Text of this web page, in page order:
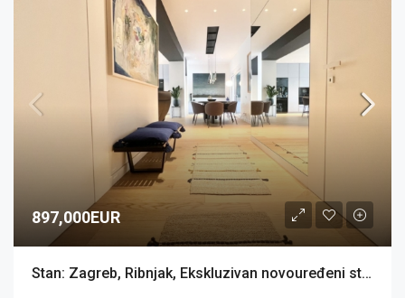
897,000EUR
Stan: Zagreb, Ribnjak, Ekskluzivan novouređeni stan 120 m2 (prodaja)